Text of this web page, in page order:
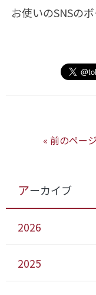
お使いのSNSの
« 前のページ
アーカイブ
2026
2025